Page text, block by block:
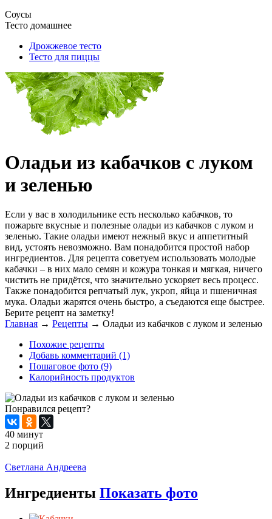
Соусы
Тесто домашнее
Дрожжевое тесто
Тесто для пиццы
Оладьи из кабачков с луком
и зеленью
Если у вас в холодильнике есть несколько кабачков, то
пожарьте вкусные и полезные оладьи из кабачков с луком и
зеленью. Такие оладьи имеют нежный вкус и аппетитный
вид, устоять невозможно. Вам понадобится простой набор
ингредиентов. Для рецепта советуем использовать молодые
кабачки – в них мало семян и кожура тонкая и мягкая, ничего
чистить не придётся, что значительно ускоряет весь процесс.
Также понадобится репчатый лук, укроп, яйца и пшеничная
мука. Оладьи жарятся очень быстро, а съедаются еще быстрее.
Берите рецепт на заметку!
Главная → Рецепты → Оладьи из кабачков с луком и зеленью
Похожие рецепты
Добавь комментарий (1)
Пошаговое фото (9)
Калорийность продуктов
Понравился рецепт?
40 минут
2 порций
Светлана Андреева
Ингредиенты Показать фото